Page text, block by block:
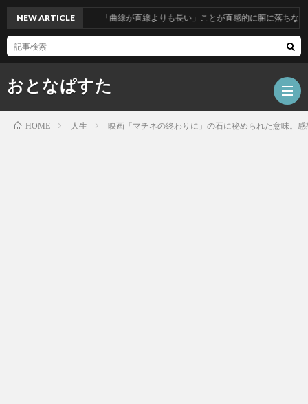
おとなぱすた
NEW ARTICLE 「曲線が直線よりも長い」ことが直感的に腑に落ちない人へ
HOME 人生 映画「マチネの終わりに」の石に秘められた意味。